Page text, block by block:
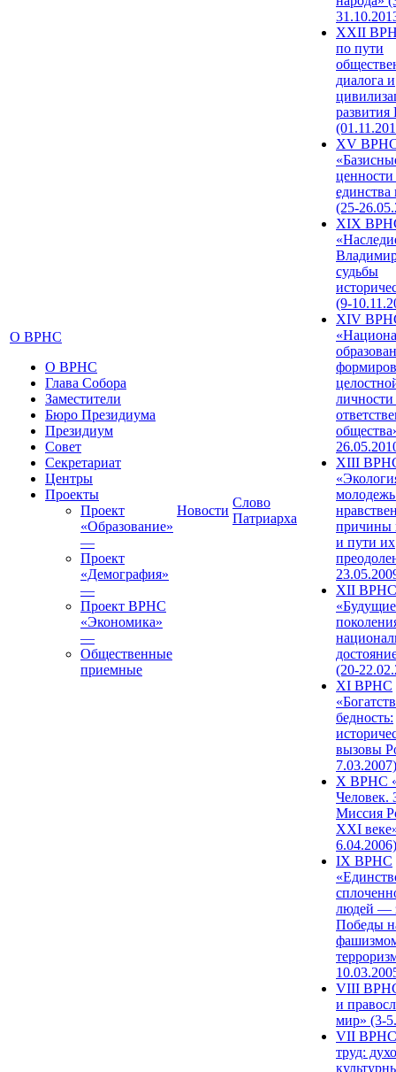
О ВРНС
О ВРНС
Глава Собора
Заместители
Бюро Президиума
Президиум
Совет
Секретариат
Центры
Проекты
Проект
«Образование»
—
Проект
«Демография»
—
Проект ВРНС
«Экономика»
—
Общественные
приемные
Новости
Слово
Патриарха
XXII
по пути
диалога и
развития
XV
единства
(25-
XIX
судьбы
(9-
XIV
XIII
причины
и пути их
XII ВРНС
«Будущие
(20-
XI ВРНС
бедность:
вызовы
7.03.2007)
X ВРНС
Человек.
Миссия
XXI
6.04.2006)
IX ВРНС
людей —
Победы
VIII
и
мир» (3-
VII ВРНС
труд: